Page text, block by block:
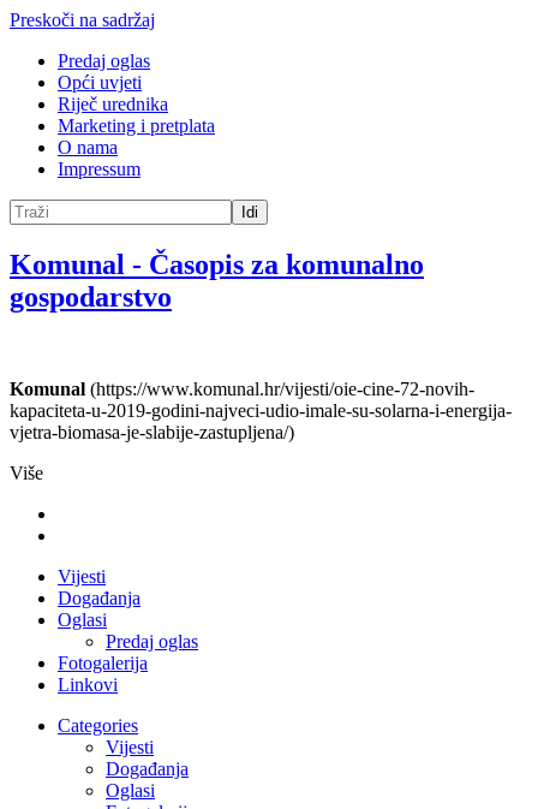
Preskoči na sadržaj
Predaj oglas
Opći uvjeti
Riječ urednika
Marketing i pretplata
O nama
Impressum
Idi
Komunal - Časopis za komunalno
gospodarstvo
Komunal (https://www.komunal.hr/vijesti/oie-cine-72-novih-
kapaciteta-u-2019-godini-najveci-udio-imale-su-solarna-i-energija-
vjetra-biomasa-je-slabije-zastupljena/)
Više
Vijesti
Događanja
Oglasi
Predaj oglas
Fotogalerija
Linkovi
Categories
Vijesti
Događanja
Oglasi